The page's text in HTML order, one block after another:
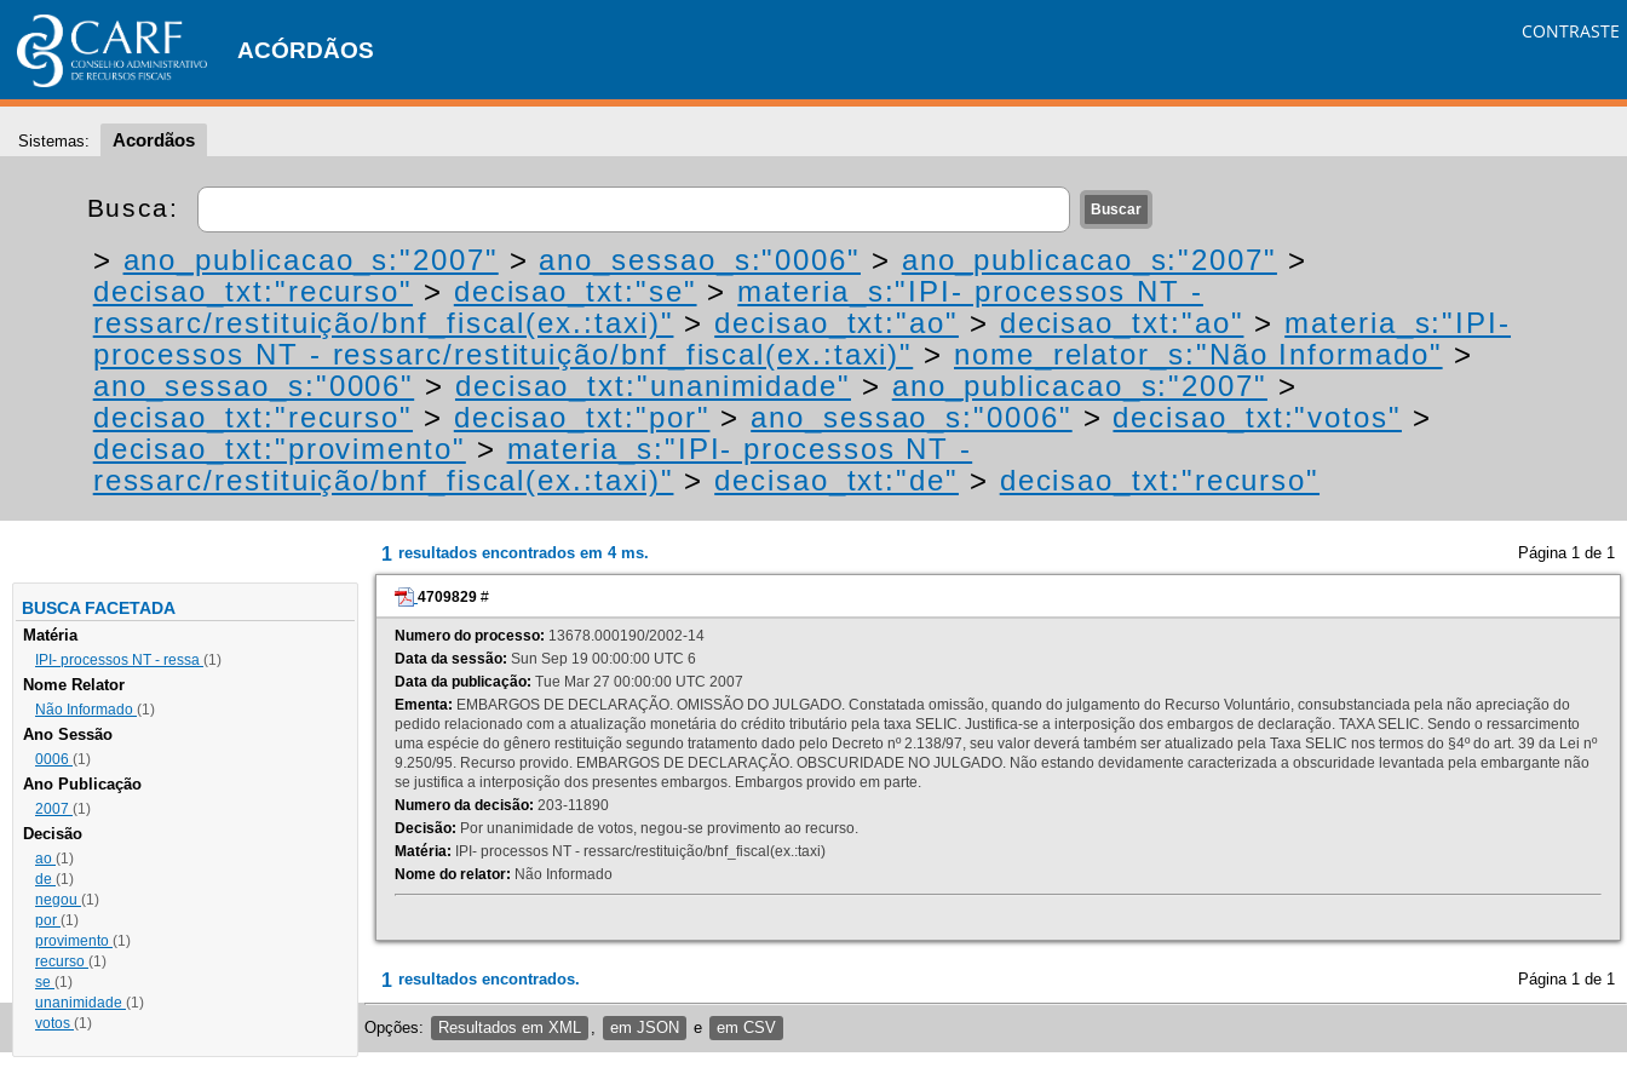
ACÓRDÃOS
CONTRASTE
Sistemas: Acordãos
Busca:
> ano_publicacao_s:"2007" > ano_sessao_s:"0006" > ano_publicacao_s:"2007" >
decisao_txt:"recurso" > decisao_txt:"se" > materia_s:"IPI- processos NT -
ressarc/restituição/bnf_fiscal(ex.:taxi)" > decisao_txt:"ao" > decisao_txt:"ao" > materia_s:"IPI-
processos NT - ressarc/restituição/bnf_fiscal(ex.:taxi)" > nome_relator_s:"Não Informado" >
ano_sessao_s:"0006" > decisao_txt:"unanimidade" > ano_publicacao_s:"2007" >
decisao_txt:"recurso" > decisao_txt:"por" > ano_sessao_s:"0006" > decisao_txt:"votos" >
decisao_txt:"provimento" > materia_s:"IPI- processos NT -
ressarc/restituição/bnf_fiscal(ex.:taxi)" > decisao_txt:"de" > decisao_txt:"recurso"
BUSCA FACETADA
Matéria
IPI- processos NT - ressa (1)
Nome Relator
Não Informado (1)
Ano Sessão
0006 (1)
Ano Publicação
2007 (1)
Decisão
ao (1)
de (1)
negou (1)
por (1)
provimento (1)
recurso (1)
se (1)
unanimidade (1)
votos (1)
1 resultados encontrados em 4 ms. Página 1 de 1
4709829 #
Numero do processo: 13678.000190/2002-14
Data da sessão: Sun Sep 19 00:00:00 UTC 6
Data da publicação: Tue Mar 27 00:00:00 UTC 2007
Ementa: EMBARGOS DE DECLARAÇÃO. OMISSÃO DO JULGADO. Constatada omissão, quando do julgamento do Recurso Voluntário, consubstanciada pela não apreciação do
pedido relacionado com a atualização monetária do crédito tributário pela taxa SELIC. Justifica-se a interposição dos embargos de declaração. TAXA SELIC. Sendo o ressarcimento
uma espécie do gênero restituição segundo tratamento dado pelo Decreto nº 2.138/97, seu valor deverá também ser atualizado pela Taxa SELIC nos termos do §4º do art. 39 da Lei nº
9.250/95. Recurso provido. EMBARGOS DE DECLARAÇÃO. OBSCURIDADE NO JULGADO. Não estando devidamente caracterizada a obscuridade levantada pela embargante não
se justifica a interposição dos presentes embargos. Embargos provido em parte.
Numero da decisão: 203-11890
Decisão: Por unanimidade de votos, negou-se provimento ao recurso.
Matéria: IPI- processos NT - ressarc/restituição/bnf_fiscal(ex.:taxi)
Nome do relator: Não Informado
1 resultados encontrados. Página 1 de 1
Opções: Resultados em XML em JSON e em CSV